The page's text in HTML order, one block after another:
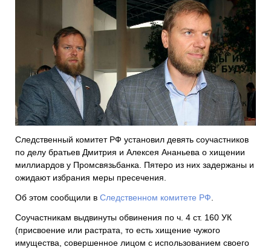
Следственный комитет РФ установил девять соучастников
по делу братьев Дмитрия и Алексея Ананьева о хищении
миллиардов у Промсвязьбанка. Пятеро из них задержаны и
ожидают избрания меры пресечения.
Об этом сообщили в Следственном комитете РФ.
Соучастникам выдвинуты обвинения по ч. 4 ст. 160 УК
(присвоение или растрата, то есть хищение чужого
имущества, совершенное лицом с использованием своего